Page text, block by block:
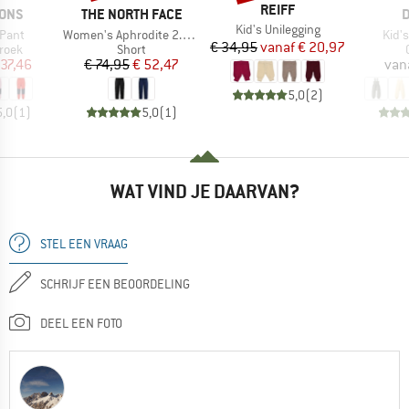
prijs
(1)
MERK
THE NORTH FACE
Artikel
Women's Aphrodite 2.0 Capri
Productgroep
Short
Prijs
€ 74,95Verlaagde prijs
€ 52,47
5,0(1)
MERK
REIFF
Artikel
Kid's Unilegging
Prijs
€ 34,95 Verlaagde prijs
vanaf€ 20,97
5,0(2)
WAT VIND JE DAARVAN?
STEL EEN VRAAG
SCHRIJF EEN BEOORDELING
DEEL EEN FOTO